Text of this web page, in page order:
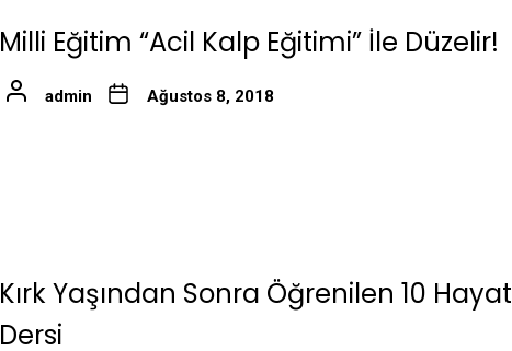
Milli Eğitim “Acil Kalp Eğitimi” İle Düzelir!
admin Ağustos 8, 2018
Kırk Yaşından Sonra Öğrenilen 10 Hayat
Dersi